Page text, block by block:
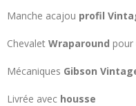
Manche acajou profil
Chevalet Wraparound pour
Mécaniques Gibson
Livrée avec housse